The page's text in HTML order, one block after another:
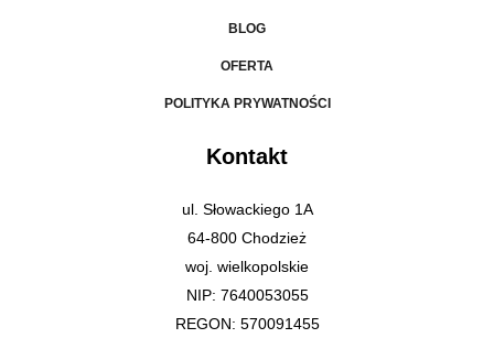
BLOG
OFERTA
POLITYKA PRYWATNOŚCI
Kontakt
ul. Słowackiego 1A
64-800 Chodzież
woj. wielkopolskie
NIP: 7640053055
REGON: 570091455